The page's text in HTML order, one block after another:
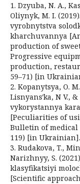
1. Dzyuba, N. A.,
Oliynyk, M. I.
vyrobnytstva
kharchuvannya
production of
Progressive
production,
59–71) [in
2. Kopanytsya, O.
Lisnyansʹka, N V.,
vykorystannya
[Peculiarities of
Bulletin of medical
119) [in Ukrainian].
3. Rudakova, T.,
Narizhnyy, S.
klasyfikatsiyi
[Scientific